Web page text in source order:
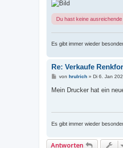
Du hast keine
Es gibt immer wieder
Re: Verkaufe
B
t
von hrulrich» Di 6. Jan
Mein Drucker hat ein
Es gibt immer wieder
Antworten